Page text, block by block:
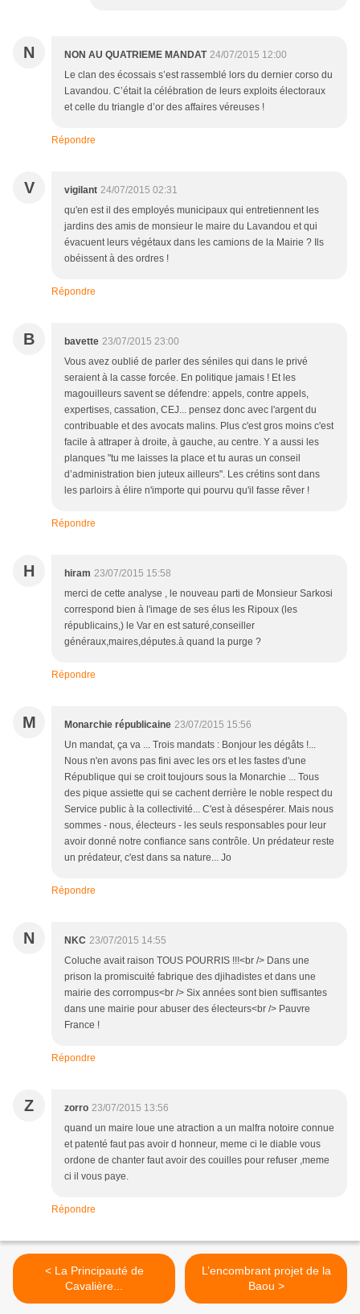
N NON AU QUATRIEME MANDAT 24/07/2015 12:00
Le clan des écossais s’est rassemblé lors du dernier corso du
Lavandou. C’était la célébration de leurs exploits électoraux
et celle du triangle d’or des affaires véreuses !
Répondre
V vigilant 24/07/2015 02:31
qu'en est il des employés municipaux qui entretiennent les
jardins des amis de monsieur le maire du Lavandou et qui
évacuent leurs végétaux dans les camions de la Mairie ? Ils
obéissent à des ordres !
Répondre
B bavette 23/07/2015 23:00
Vous avez oublié de parler des séniles qui dans le privé
seraient à la casse forcée. En politique jamais ! Et les
magouilleurs savent se défendre: appels, contre appels,
expertises, cassation, CEJ... pensez donc avec l'argent du
contribuable et des avocats malins. Plus c'est gros moins c'est
facile à attraper à droite, à gauche, au centre. Y a aussi les
planques "tu me laisses la place et tu auras un conseil
d’administration bien juteux ailleurs". Les crétins sont dans
les parloirs à élire n'importe qui pourvu qu'il fasse rêver !
Répondre
H hiram 23/07/2015 15:58
merci de cette analyse , le nouveau parti de Monsieur Sarkosi
correspond bien à l'image de ses élus les Ripoux (les
républicains,) le Var en est saturé,conseiller
généraux,maires,députes.à quand la purge ?
Répondre
M Monarchie républicaine 23/07/2015 15:56
Un mandat, ça va ... Trois mandats : Bonjour les dégâts !...
Nous n'en avons pas fini avec les ors et les fastes d'une
République qui se croit toujours sous la Monarchie ... Tous
des pique assiette qui se cachent derrière le noble respect du
Service public à la collectivité... C'est à désespérer. Mais nous
sommes - nous, électeurs - les seuls responsables pour leur
avoir donné notre confiance sans contrôle. Un prédateur reste
un prédateur, c'est dans sa nature... Jo
Répondre
N NKC 23/07/2015 14:55
Coluche avait raison TOUS POURRIS !!!<br /> Dans une
prison la promiscuité fabrique des djihadistes et dans une
mairie des corrompus<br /> Six années sont bien suffisantes
dans une mairie pour abuser des électeurs<br /> Pauvre
France !
Répondre
Z zorro 23/07/2015 13:56
quand un maire loue une atraction a un malfra notoire connue
et patenté faut pas avoir d honneur, meme ci le diable vous
ordone de chanter faut avoir des couilles pour refuser ,meme
ci il vous paye.
Répondre
< La Principauté de
Cavalière...
L’encombrant projet de la
Baou >